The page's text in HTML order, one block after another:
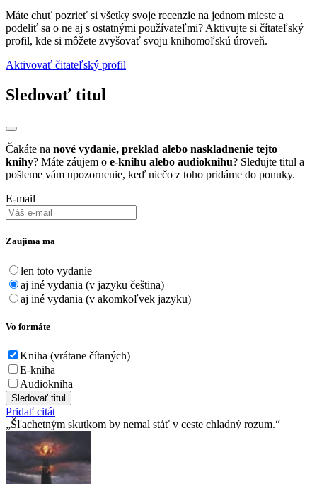
Máte chuť pozrieť si všetky svoje recenzie na jednom mieste a
podeliť sa o ne aj s ostatnými používateľmi? Aktivujte si čítateľský
profil, kde si môžete zvyšovať svoju knihomoľskú úroveň.
Aktivovať čitateľský profil
Sledovať titul
Čakáte na nové vydanie, preklad alebo naskladnenie tejto
knihy? Máte záujem o e-knihu alebo audioknihu? Sledujte titul a
pošleme vám upozornenie, keď niečo z toho pridáme do ponuky.
E-mail
Zaujíma ma
len toto vydanie
aj iné vydania (v jazyku čeština)
aj iné vydania (v akomkoľvek jazyku)
Vo formáte
Kniha (vrátane čítaných)
E-kniha
Audiokniha
Sledovať titul
Pridať citát
Šľachetným skutkom by nemal stáť v ceste chladný rozum.